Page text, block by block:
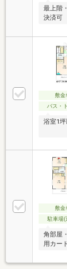
最上階
決済可
敷金
バス・
浴室1
敷金
駐車場(
角部屋
用カー